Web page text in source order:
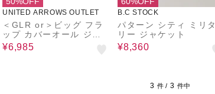
UNITED ARROWS OUTLET
＜GLR or＞ビッグ フラ
ップ カバーオール ジャ
ケット
¥6,985
B.C STOCK
パターン シティ ミリタ
リー ジャケット
¥8,360
3 件 / 3 件中